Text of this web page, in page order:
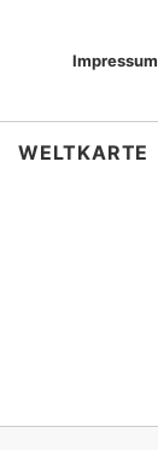
Impressum
WELTKARTE